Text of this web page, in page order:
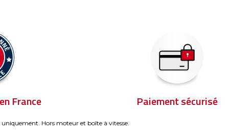
France Paiement sécurisé
Hors moteur et boîte à vitesse.